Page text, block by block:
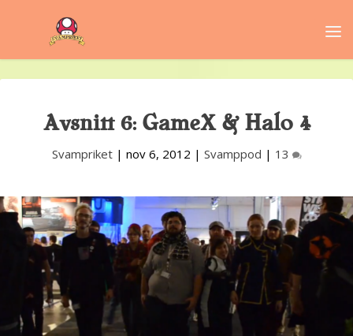
Avsnitt 6: GameX & Halo 4
Svampriket| nov 6, 2012 | Svamppod | 13